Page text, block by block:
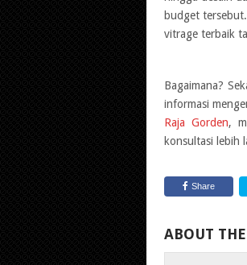
budget
vitrage terbaik
Bagaimana?
informasi
Raja Gorden,
konsultasi lebih
Share
ABOUT